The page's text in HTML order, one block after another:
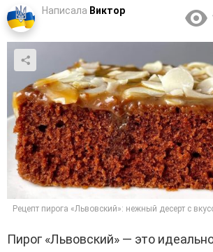
Написала Виктор
Рецепт пирога «Львовский»: нежный десерт с
Пирог «Львовский» — это